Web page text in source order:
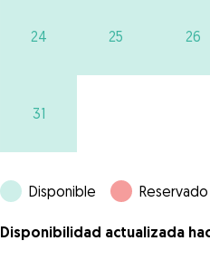
24 25 26
31
Disponible Reservado
Disponibilidad actualizada